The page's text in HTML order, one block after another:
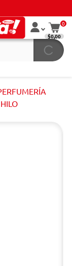
0
$0,00